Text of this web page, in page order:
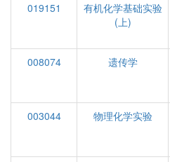
019151
有机化学基础实验
(上)
008074
遗传学
003044
物理化学实验